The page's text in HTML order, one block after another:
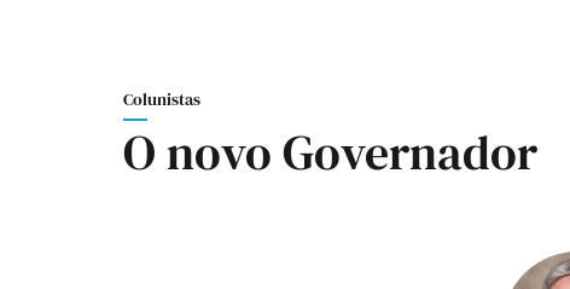
Colunistas
O novo Governador